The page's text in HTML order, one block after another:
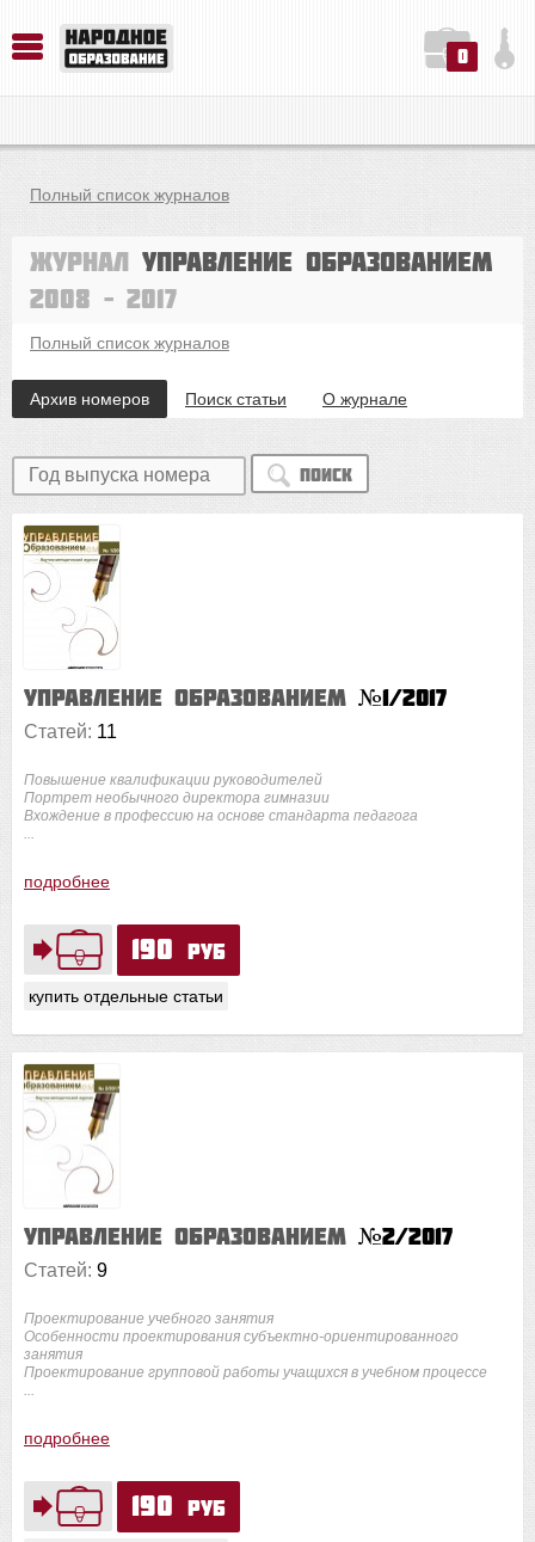
0
Полный список журналов
Журнал Управление образованием
2008 – 2017
Полный список журналов
Архив номеров Поиск статьи О журнале
Поиск
190 руб
купить отдельные статьи
Управление образованием №1/2017
Статей: 11
Повышение квалификации руководителей
Портрет необычного директора гимназии
Вхождение в профессию на основе стандарта педагога
подробнее
190 руб
Управление образованием №2/2017
Статей: 9
Проектирование учебного занятия
Особенности проектирования субъектно-ориентированного
занятия
Проектирование групповой работы учащихся в учебном процессе
подробнее